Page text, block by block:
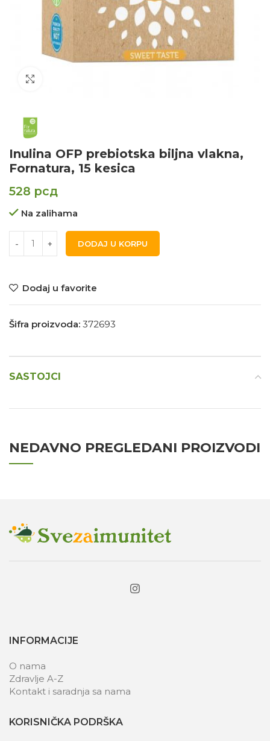
Inulina OFP prebiotska biljna vlakna,
Fornatura, 15 kesica
528 рсд
Na zalihama
DODAJ U KORPU
Dodaj u favorite
Šifra proizvoda: 372693
SASTOJCI
NEDAVNO PREGLEDANI PROIZVODI
INFORMACIJE
O nama
Zdravlje A-Z
Kontakt i saradnja sa nama
KORISNIČKA PODRŠKA